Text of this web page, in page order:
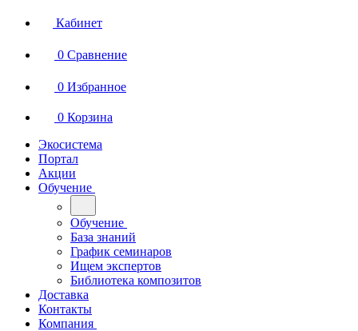
Кабинет
0 Сравнение
0 Избранное
0 Корзина
Экосистема
Портал
Акции
Обучение
Обучение
База знаний
График семинаров
Ищем экспертов
Библиотека композитов
Доставка
Контакты
Компания